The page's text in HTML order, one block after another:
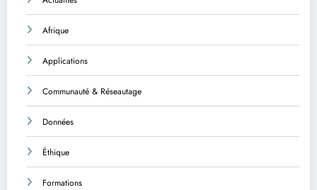
Afrique
Applications
Communauté & Réseautage
Données
Éthique
Formations